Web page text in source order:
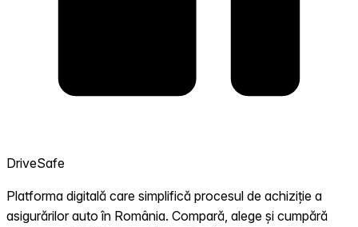
DriveSafe
Platforma digitală care simplifică procesul de achiziție a
asigurărilor auto în România. Compară, alege și cumpără